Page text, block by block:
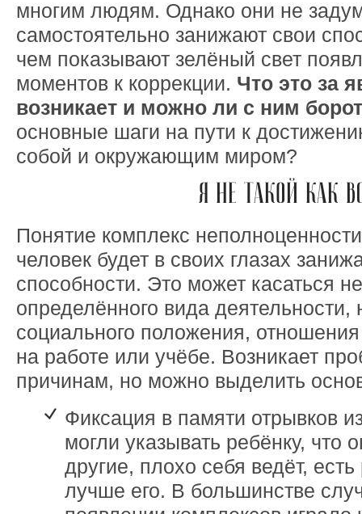
многим людям. Однако они не
самостоятельно занижают свои
чем показывают зелёный свет
моментов к коррекции. Что это за
возникает и можно ли с ним
основные шаги на пути к
собой и окружающим миром?
Я НЕ ТАКОЙ КАК
Понятие комплекс
человек будет в своих глазах
способности. Это может касаться
определённого вида
социального положения,
на работе или учёбе. Возникает
причинам, но можно выделить
Фиксация в памяти отрывков
могли указывать ребёнку, что
другие, плохо себя ведёт,
лучше его. В большинстве